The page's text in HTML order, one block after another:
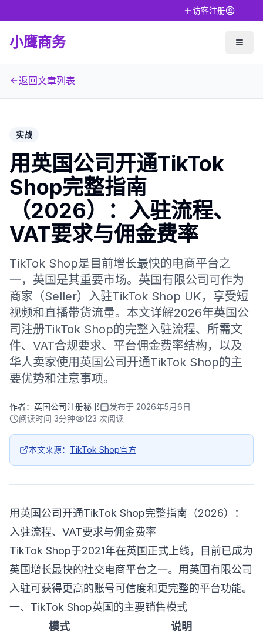
访客注册
小鹰商务
返回文章列表
实战
用英国公司开通TikTok
Shop完整指南
（2026）：入驻流程、
VAT要求与佣金费率
TikTok Shop是目前增长最快的电商平台之
一，英国是其重要市场。英国有限公司可作为
商家（Seller）入驻TikTok Shop UK，享受短
视频和直播带货流量。本文详解2026年英国公
司注册TikTok Shop的完整入驻流程、所需文
件、VAT合规要求、平台佣金费率结构，以及
华人卖家使用英国公司开通TikTok Shop的主
要优势和注意事项。
作者： 英国公司注册秘书 发布于 2026年5月6日
阅读时间 3分钟 123 次阅读
本文来源： TikTok Shop官方
用英国公司开通TikTok Shop完整指南（2026）：
入驻流程、VAT要求与佣金费率
TikTok Shop于2021年在英国正式上线，目前已成为
英国增长最快的社交电商平台之一。用英国有限公司
入驻可获得更高的账号可信度和更完整的平台功能。
一、TikTok Shop英国的主要销售模式
模式
说明